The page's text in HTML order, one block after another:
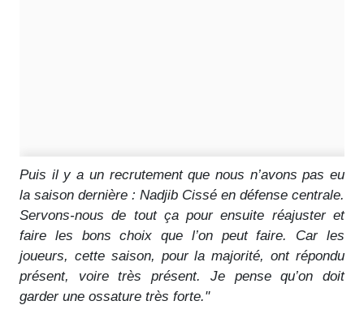
Puis il y a un recrutement que nous n’avons pas eu
la saison dernière : Nadjib Cissé en défense centrale.
Servons-nous de tout ça pour ensuite réajuster et
faire les bons choix que l’on peut faire. Car les
joueurs, cette saison, pour la majorité, ont répondu
présent, voire très présent. Je pense qu’on doit
garder une ossature très forte."